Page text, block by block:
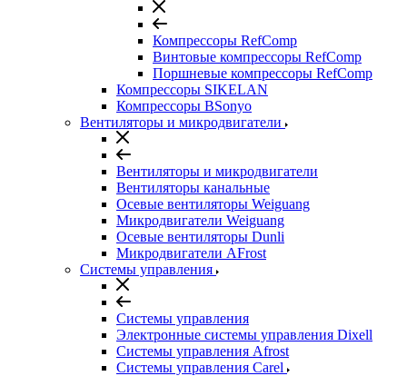
Компрессоры RefComp
Винтовые компрессоры RefComp
Поршневые компрессоры RefComp
Компрессоры SIKELAN
Компрессоры BSonyo
Вентиляторы и микродвигатели
Вентиляторы и микродвигатели
Вентиляторы канальные
Осевые вентиляторы Weiguang
Микродвигатели Weiguang
Осевые вентиляторы Dunli
Микродвигатели AFrost
Системы управления
Системы управления
Электронные системы управления Dixell
Системы управления Afrost
Системы управления Carel